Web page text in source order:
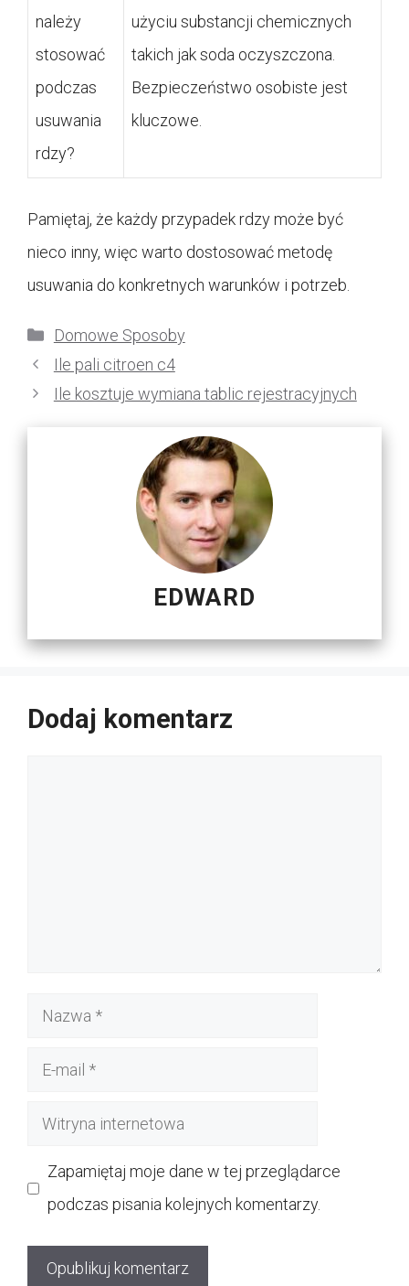
należy
stosować
podczas
usuwania
rdzy?
użyciu substancji chemicznych
takich jak soda oczyszczona.
Bezpieczeństwo osobiste jest
kluczowe.
Pamiętaj, że każdy przypadek rdzy może być
nieco inny, więc warto dostosować metodę
usuwania do konkretnych warunków i potrzeb.
Kategorie
Domowe Sposoby
Ile pali citroen c4
Ile kosztuje wymiana tablic rejestracyjnych
EDWARD
Dodaj komentarz
Nazwa
Witryna
Zapamiętaj moje dane w tej przeglądarce
podczas pisania kolejnych komentarzy.